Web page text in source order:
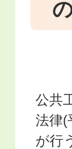
公共
法律(
が行